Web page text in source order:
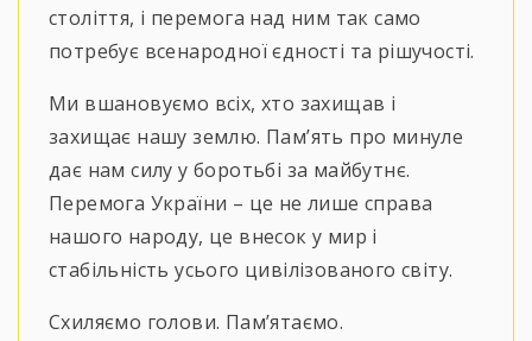
століття, і перемога над ним так само
потребує всенародної єдності та рішучості.
Ми вшановуємо всіх, хто захищав і
захищає нашу землю. Пам’ять про минуле
дає нам силу у боротьбі за майбутнє.
Перемога України – це не лише справа
нашого народу, це внесок у мир і
стабільність усього цивілізованого світу.
Схиляємо голови. Пам’ятаємо.